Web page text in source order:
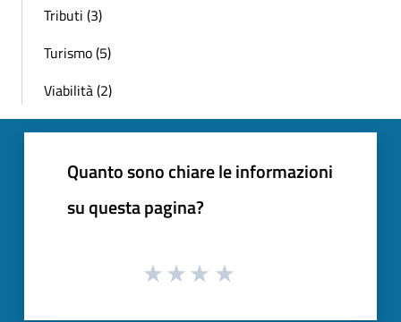
Tributi (3)
Turismo (5)
Viabilità (2)
Quanto sono chiare le informazioni
su questa pagina?